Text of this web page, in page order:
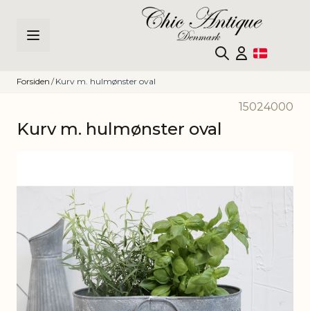
Forsiden / Kurv m. hulmønster oval
15024000
Kurv m. hulmønster oval